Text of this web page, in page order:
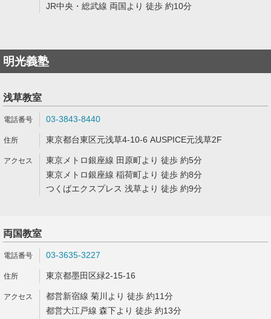
JR中央・総武線 両国より 徒歩 約10分
明光義塾
浅草教室
03-3843-8440
東京都台東区元浅草4-10-6 AUSPICE元浅草2F
東京メトロ銀座線 田原町より 徒歩 約5分
東京メトロ銀座線 稲荷町より 徒歩 約8分
つくばエクスプレス 浅草より 徒歩 約9分
両国教室
03-3635-3227
東京都墨田区緑2-15-16
都営新宿線 菊川より 徒歩 約11分
都営大江戸線 森下より 徒歩 約13分